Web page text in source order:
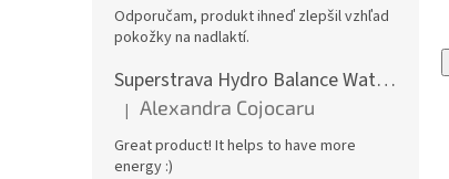
Odporučam, produkt ihneď zlepšil vzhľad
pokožky na nadlaktí.
Superstrava Hydro Balance Watermelon electrolytes Box 30 x 4,7g
Hodnotenie produktu je 5 z 5 hviezdičiek.
| Alexandra Cojocaru
Great product! It helps to have more
energy :)